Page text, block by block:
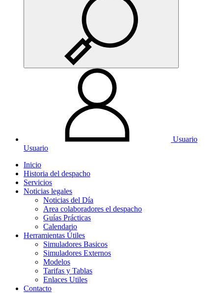
Usuario
Usuario
Inicio
Historia del despacho
Servicios
Noticias legales
Noticias del Día
Area colaboradores el despacho
Guías Prácticas
Calendario
Herramientas Útiles
Simuladores Basicos
Simuladores Externos
Modelos
Tarifas y Tablas
Enlaces Utiles
Contacto